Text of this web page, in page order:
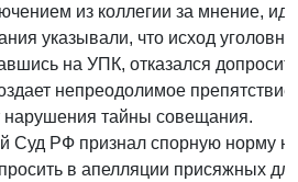
из коллегии за мнение,
указывали, что исход
на УПК, отказался
непреодолимое
нарушения тайны совещания.
Суд РФ признал спорную норму
в апелляции присяжных